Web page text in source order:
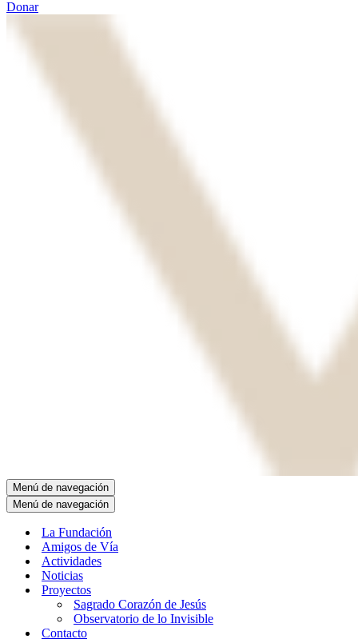
Donar
Menú de navegación
Menú de navegación
La Fundación
Amigos de Vía
Actividades
Noticias
Proyectos
Sagrado Corazón de Jesús
Observatorio de lo Invisible
Contacto